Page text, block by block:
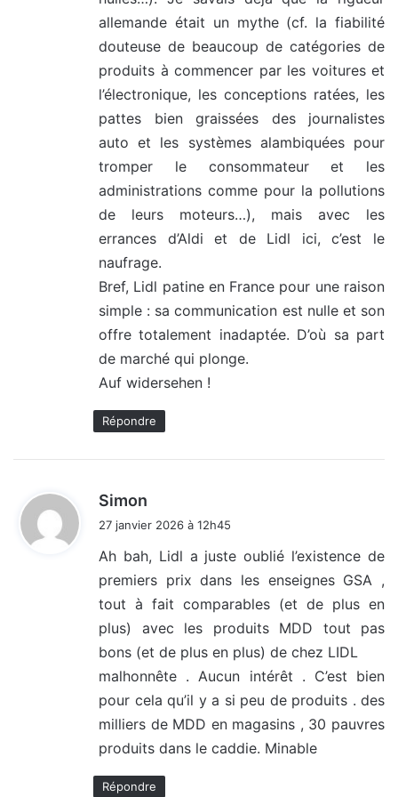
allemande était un mythe (cf. la fiabilité
douteuse de beaucoup de catégories de
produits à commencer par les voitures et
l’électronique, les conceptions ratées, les
pattes bien graissées des journalistes
auto et les systèmes alambiquées pour
tromper le consommateur et les
administrations comme pour la pollutions
de leurs moteurs…), mais avec les
errances d’Aldi et de Lidl ici, c’est le
naufrage.
Bref, Lidl patine en France pour une raison
simple : sa communication est nulle et son
offre totalement inadaptée. D’où sa part
de marché qui plonge.
Auf widersehen !
Répondre
Simon
:
27 janvier 2026 à 12h45
Ah bah, Lidl a juste oublié l’existence de
premiers prix dans les enseignes GSA ,
tout à fait comparables (et de plus en
plus) avec les produits MDD tout pas
bons (et de plus en plus) de chez LIDL
malhonnête . Aucun intérêt . C’est bien
pour cela qu’il y a si peu de produits . des
milliers de MDD en magasins , 30 pauvres
produits dans le caddie. Minable
Répondre